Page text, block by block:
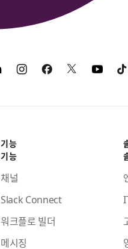
기능
기능
채널
Slack Connect
워크플로 빌더
메시징